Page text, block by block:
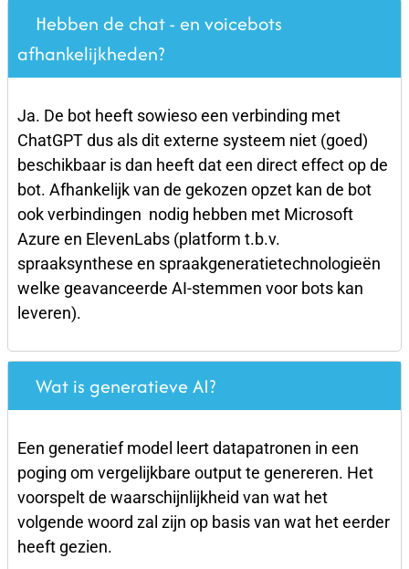
Hebben de chat - en voicebots
afhankelijkheden?
Ja. De bot heeft sowieso een verbinding met
ChatGPT dus als dit externe systeem niet (goed)
beschikbaar is dan heeft dat een direct effect op de
bot. Afhankelijk van de gekozen opzet kan de bot
ook verbindingen nodig hebben met Microsoft
Azure en ElevenLabs (platform t.b.v.
spraaksynthese en spraakgeneratietechnologieën
welke geavanceerde AI-stemmen voor bots kan
leveren).
Wat is generatieve AI?
Een generatief model leert datapatronen in een
poging om vergelijkbare output te genereren. Het
voorspelt de waarschijnlijkheid van wat het
volgende woord zal zijn op basis van wat het eerder
heeft gezien.